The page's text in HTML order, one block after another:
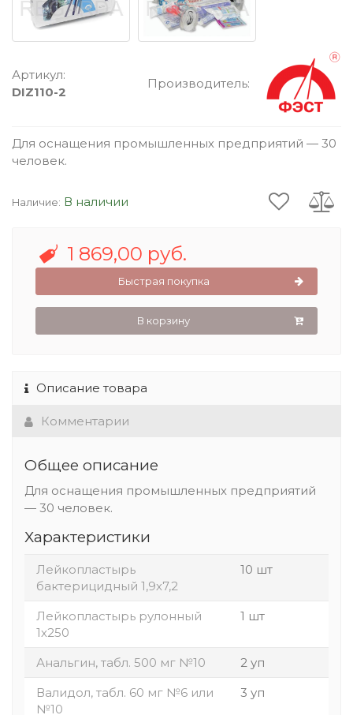
Артикул:
DIZ110-2
Производитель:
Для оснащения промышленных предприятий — 30
человек.
Наличие: В наличии
1 869,00 руб.
Быстрая покупка
В корзину
Описание товара
Комментарии
Общее описание
Для оснащения промышленных предприятий
— 30 человек.
Характеристики
Лейкопластырь
бактерицидный 1,9х7,2
10 шт
Лейкопластырь рулонный
1х250
1 шт
Анальгин, табл. 500 мг №10
2 уп
Валидол, табл. 60 мг №6 или
№10
3 уп